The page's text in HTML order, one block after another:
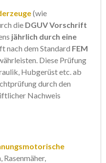
(wie
die DGUV Vorschrift
jährlich durch eine
nach dem Standard FEM
Diese Prüfung
Hubgerüst etc. ab
durch den
Nachweis